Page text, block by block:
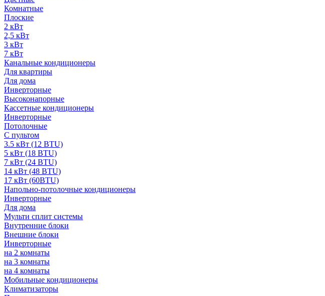
Комнатные
Плоские
2 кВт
2,5 кВт
3 кВт
7 кВт
Канальные кондиционеры
Для квартиры
Для дома
Инверторные
Высоконапорные
Кассетные кондиционеры
Инверторные
Потолочные
С пультом
3.5 кВт (12 BTU)
5 кВт (18 BTU)
7 кВт (24 BTU)
14 кВт (48 BTU)
17 кВт (60BTU)
Напольно-потолочные кондиционеры
Инверторные
Для дома
Мульти сплит системы
Внутренние блоки
Внешние блоки
Инверторные
на 2 комнаты
на 3 комнаты
на 4 комнаты
Мобильные кондиционеры
Климатизаторы